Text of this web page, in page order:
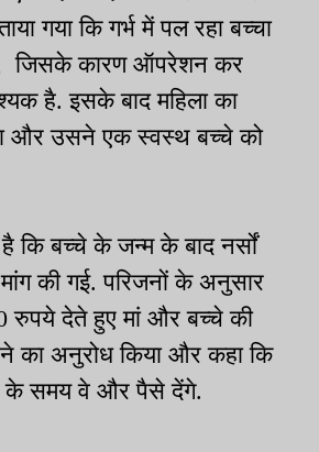
गया कि गर्भ में पल रहा बच्चा
है, जिसके कारण ऑपरेशन कर
है. इसके बाद महिला का
और उसने एक स्वस्थ बच्चे को
कि बच्चे के जन्म के बाद नर्सों
की गई. परिजनों के अनुसार
रुपये देते हुए मां और बच्चे की
का अनुरोध किया और कहा कि
के समय वे और पैसे देंगे.